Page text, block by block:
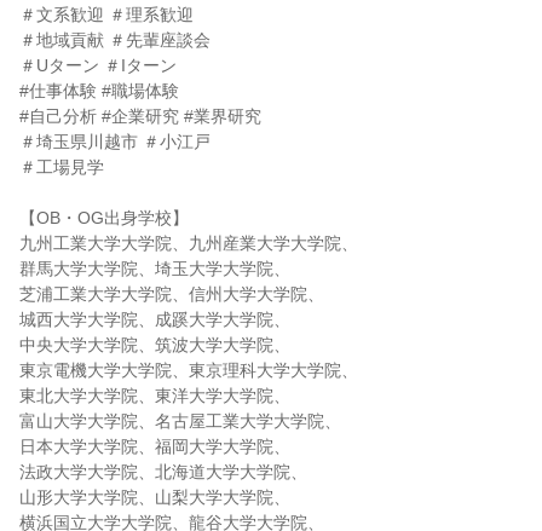
＃文系歓迎 ＃理系歓迎
＃地域貢献 ＃先輩座談会
＃Uターン ＃Iターン
#仕事体験 #職場体験
#自己分析 #企業研究 #業界研究
＃埼玉県川越市 ＃小江戸
＃工場見学
【OB・OG出身学校】
九州工業大学大学院、九州産業大学大学院、
群馬大学大学院、埼玉大学大学院、
芝浦工業大学大学院、信州大学大学院、
城西大学大学院、成蹊大学大学院、
中央大学大学院、筑波大学大学院、
東京電機大学大学院、東京理科大学大学院、
東北大学大学院、東洋大学大学院、
富山大学大学院、名古屋工業大学大学院、
日本大学大学院、福岡大学大学院、
法政大学大学院、北海道大学大学院、
山形大学大学院、山梨大学大学院、
横浜国立大学大学院、龍谷大学大学院、